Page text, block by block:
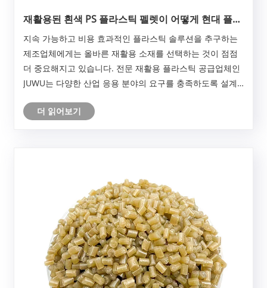
재활용된 흰색 PS 플라스틱 펠렛이 어떻게 현대 플라
까?
지속 가능하고 비용 효과적인 플라스틱 솔루션을 추구하는
제조업체에게는 올바른 재활용 소재를 선택하는 것이 점점
더 중요해지고 있습니다. 전문 재활용 플라스틱 공급업체인
JUWU는 다양한 산업 응용 분야의 요구를 충족하도록 설계
더 읽어보기